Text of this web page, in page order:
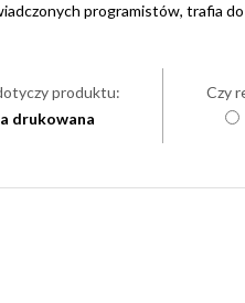
programistów, trafia
produktu:
drukowana
Czy